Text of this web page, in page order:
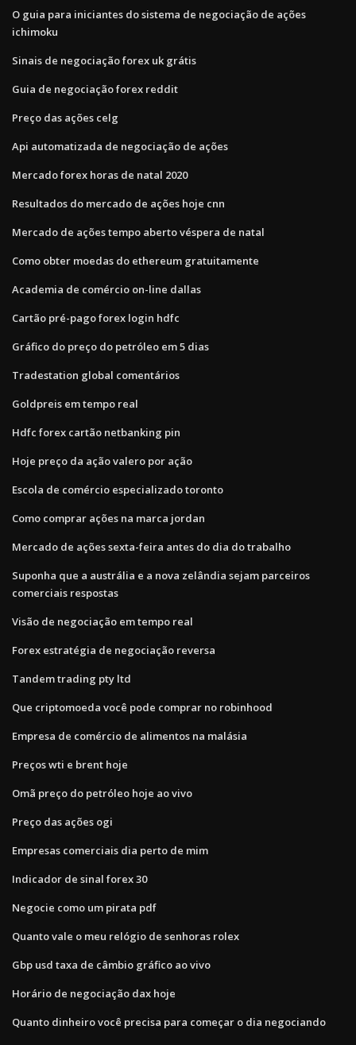
O guia para iniciantes do sistema de negociação de ações
ichimoku
Sinais de negociação forex uk grátis
Guia de negociação forex reddit
Preço das ações celg
Api automatizada de negociação de ações
Mercado forex horas de natal 2020
Resultados do mercado de ações hoje cnn
Mercado de ações tempo aberto véspera de natal
Como obter moedas do ethereum gratuitamente
Academia de comércio on-line dallas
Cartão pré-pago forex login hdfc
Gráfico do preço do petróleo em 5 dias
Tradestation global comentários
Goldpreis em tempo real
Hdfc forex cartão netbanking pin
Hoje preço da ação valero por ação
Escola de comércio especializado toronto
Como comprar ações na marca jordan
Mercado de ações sexta-feira antes do dia do trabalho
Suponha que a austrália e a nova zelândia sejam parceiros
comerciais respostas
Visão de negociação em tempo real
Forex estratégia de negociação reversa
Tandem trading pty ltd
Que criptomoeda você pode comprar no robinhood
Empresa de comércio de alimentos na malásia
Preços wti e brent hoje
Omã preço do petróleo hoje ao vivo
Preço das ações ogi
Empresas comerciais dia perto de mim
Indicador de sinal forex 30
Negocie como um pirata pdf
Quanto vale o meu relógio de senhoras rolex
Gbp usd taxa de câmbio gráfico ao vivo
Horário de negociação dax hoje
Quanto dinheiro você precisa para começar o dia negociando